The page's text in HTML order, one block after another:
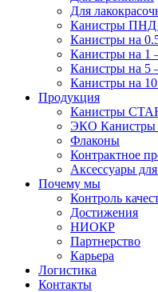
Для
Канистры ПНД
Канистры на
Канистры на 1
Канистры на 5
Канистры на
Продукция
Канистры
ЭКО Канистры
Флаконы
Контрактное
Аксессуары
Почему мы
Контроль
Достижения
НИОКР
Партнерство
Карьера
Логистика
Контакты